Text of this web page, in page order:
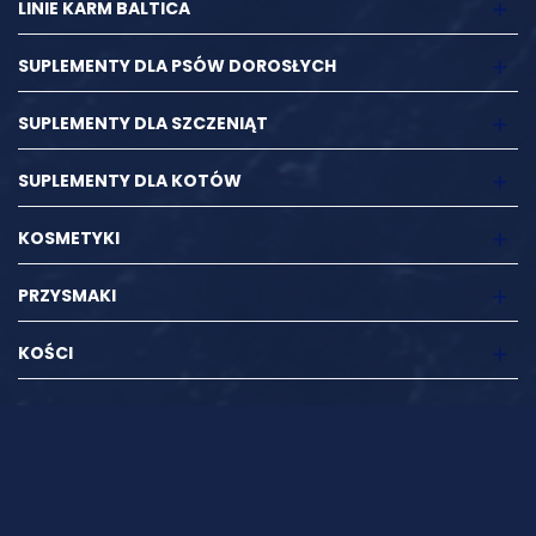
LINIE KARM BALTICA
SUPLEMENTY DLA PSÓW DOROSŁYCH
SUPLEMENTY DLA SZCZENIĄT
SUPLEMENTY DLA KOTÓW
KOSMETYKI
PRZYSMAKI
KOŚCI